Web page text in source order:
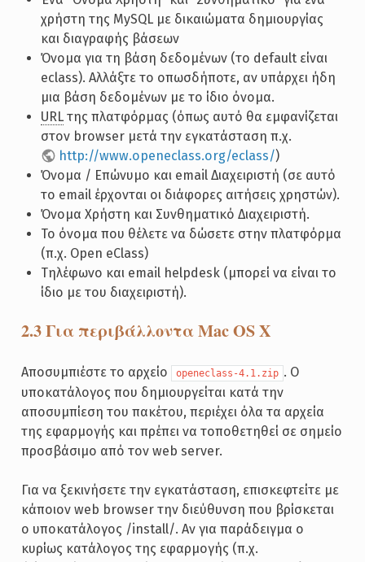
χρήστη της MySQL με δικαιώματα δημιουργίας
και διαγραφής βάσεων
Όνομα για τη βάση δεδομένων (το default είναι
eclass). Αλλάξτε το οπωσδήποτε, αν υπάρχει ήδη
μια βάση δεδομένων με το ίδιο όνομα.
URLτης πλατφόρμας (όπως αυτό θα εμφανίζεται
στον browser μετά την εγκατάσταση π.χ.
http://www.openeclass.org/eclass/)
Όνομα / Επώνυμο και email Διαχειριστή (σε αυτό
το email έρχονται οι διάφορες αιτήσεις χρηστών).
Όνομα Χρήστη και Συνθηματικό Διαχειριστή.
Το όνομα που θέλετε να δώσετε στην πλατφόρμα
(π.χ. Open eClass)
Tηλέφωνο και email helpdesk (μπορεί να είναι το
ίδιο με του διαχειριστή).
2.3 Για περιβάλλοντα Mac OS X
Αποσυμπιέστε το αρχείο openeclass-4.1.zip . O
υποκατάλογος που δημιουργείται κατά την
αποσυμπίεση του πακέτου, περιέχει όλα τα αρχεία
της εφαρμογής και πρέπει να τοποθετηθεί σε σημείο
προσβάσιμο από τον web server.
Για να ξεκινήσετε την εγκατάσταση, επισκεφτείτε με
κάποιον web browser την διεύθυνση που βρίσκεται
ο υποκατάλογος /install/. Αν για παράδειγμα ο
κυρίως κατάλογος της εφαρμογής (π.χ.